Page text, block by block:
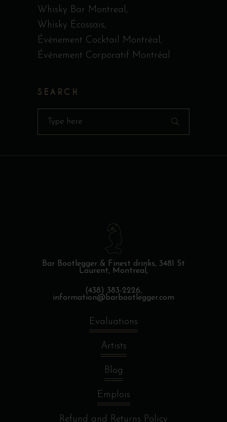
Whisky Bar Montreal
Whisky Écossais
Événement Cocktail Montréal
Événement Corporatif Montréal
SEARCH
Search
Bar Bootlegger & Finest drinks, 3481 St
Laurent, Montreal,
(438) 383-2226,
information@barbootlegger.com
Evaluations
Artists
Blog
Emplois
Refund and Returns Policy